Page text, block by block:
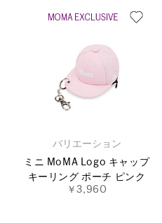
バリエーション
ミニ MoMA Logo キャップ
キーリング ポーチ ピンク
￥3,960